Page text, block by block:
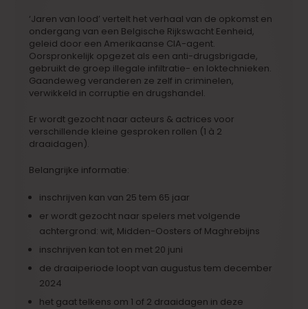
‘Jaren van lood’ vertelt het verhaal van de opkomst en
ondergang van een Belgische Rijkswacht Eenheid,
geleid door een Amerikaanse CIA-agent.
Oorspronkelijk opgezet als een anti-drugsbrigade,
gebruikt de groep illegale infiltratie- en loktechnieken.
Gaandeweg veranderen ze zelf in criminelen,
verwikkeld in corruptie en drugshandel.
Er wordt gezocht naar acteurs & actrices voor
verschillende kleine gesproken rollen (1 à 2
draaidagen).
Belangrijke informatie:
inschrijven kan van 25 tem 65 jaar
er wordt gezocht naar spelers met volgende
achtergrond: wit, Midden-Oosters of Maghrebijns
inschrijven kan tot en met 20 juni
de draaiperiode loopt van augustus tem december
2024
het gaat telkens om 1 of 2 draaidagen in deze